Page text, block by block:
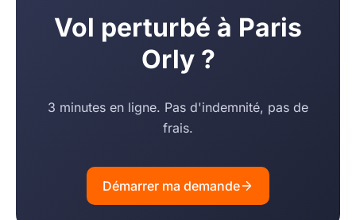
Vol perturbé à Paris
Orly ?
3 minutes en ligne. Pas d'indemnité, pas de
frais.
Démarrer ma demande